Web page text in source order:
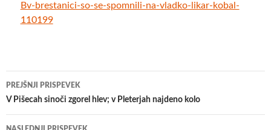
Bv-brestanici-so-se-spomnili-na-vladko-likar-kobal-
110199
Krmarjenje
po
prispevkih
PREJŠNJI PRISPEVEK
V Pišecah sinoči zgorel hlev; v Pleterjah najdeno kolo